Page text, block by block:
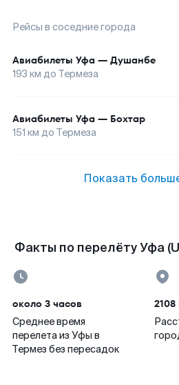
Рейсы в соседние города
Авиабилеты Уфа — Душанбе
193 км до Термеза
Авиабилеты Уфа — Бохтар
151 км до Термеза
Показать
Факты по перелёту Уфа
около 3 часов
Среднее время
перелета из Уфы в
Термез без пересадок